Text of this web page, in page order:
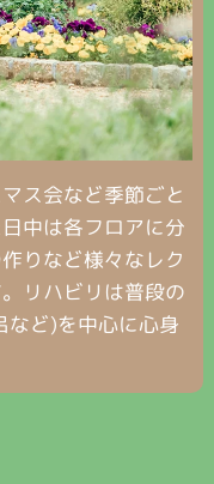
ス会など季節ごと
中は各フロアに分
りなど様々なレク
リハビリは普段の
など)を中心に心身